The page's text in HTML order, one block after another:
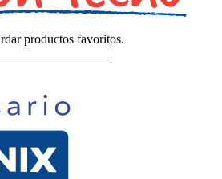
productos favoritos.